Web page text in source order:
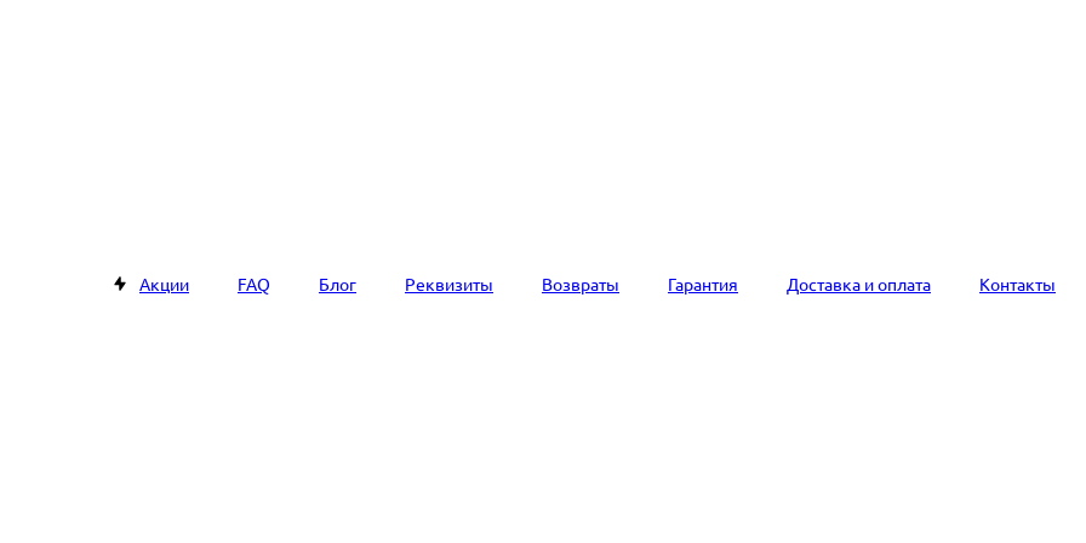
Акции FAQ Блог Реквизиты Возвраты Гарантия Доставка и оплата Контакты